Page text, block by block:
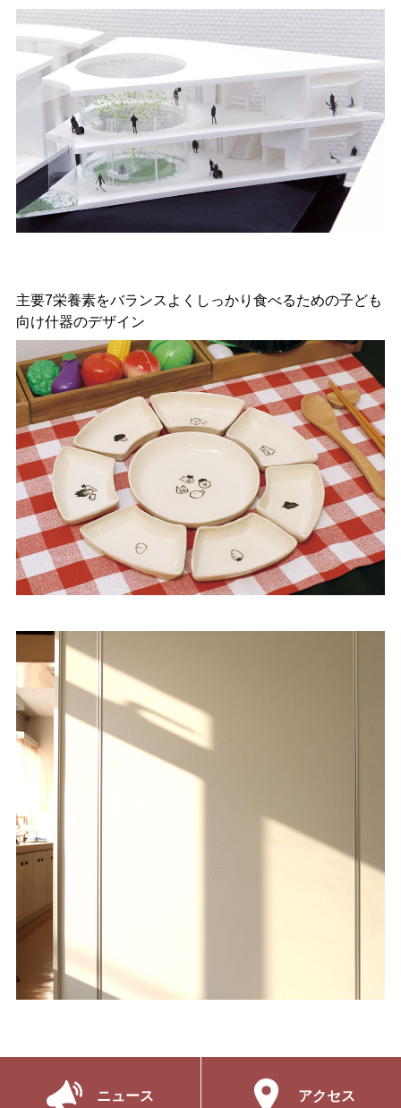
主要7栄養素をバランスよくしっかり食べるための子ども
向け什器のデザイン
ニュース アクセス